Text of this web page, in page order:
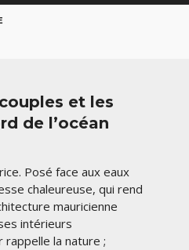
et les
de l’océan
Posé face aux eaux
chaleureuse, qui rend
mauricienne
intérieurs
la nature ;